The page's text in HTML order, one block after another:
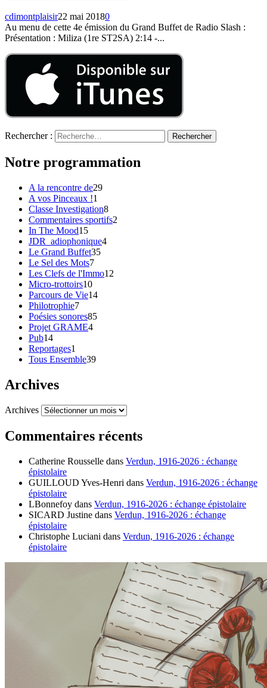
cdimontplaisir22 mai 20180
Au menu de cette 4e émission du Grand Buffet de Radio Slash :
Présentation : Miliza (1re ST2SA) 2:14 -...
Rechercher :
Notre programmation
A la rencontre de29
A vos Pinceaux !1
Classe Investigation8
Commentaires sportifs2
In The Mood15
JDR_adiophonique4
Le Grand Buffet35
Le Sel des Mots7
Les Clefs de l'Immo12
Micro-trottoirs10
Parcours de Vie14
Philotrophie7
Poésies sonores85
Projet GRAME4
Pub14
Reportages1
Tous Ensemble39
Archives
Archives
Commentaires récents
Catherine Rousselle dans Verdun, 1916-2026 : échange
épistolaire
GUILLOUD Yves-Henri dans Verdun, 1916-2026 : échange
épistolaire
LBonnefoy dans Verdun, 1916-2026 : échange épistolaire
SICARD Justine dans Verdun, 1916-2026 : échange
épistolaire
Christophe Luciani dans Verdun, 1916-2026 : échange
épistolaire